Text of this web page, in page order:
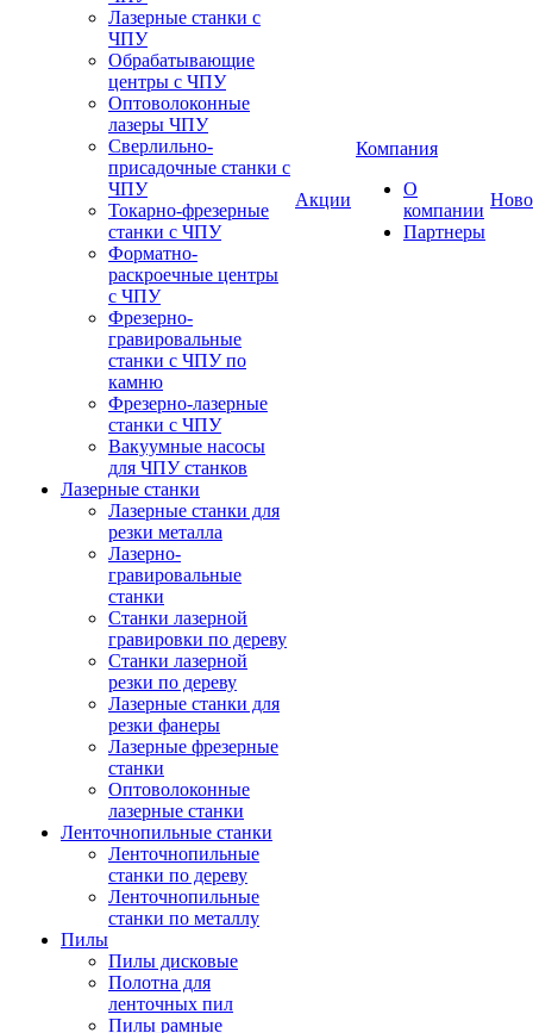
Лазерные станки с
ЧПУ
Обрабатывающие
центры с ЧПУ
Оптоволоконные
лазеры ЧПУ
Сверлильно-
присадочные станки с
ЧПУ
Токарно-фрезерные
станки с ЧПУ
Форматно-
раскроечные центры
с ЧПУ
Фрезерно-
гравировальные
станки с ЧПУ по
камню
Фрезерно-лазерные
станки с ЧПУ
Вакуумные насосы
для ЧПУ станков
Лазерные станки
Лазерные станки для
резки металла
Лазерно-
гравировальные
станки
Станки лазерной
гравировки по дереву
Станки лазерной
резки по дереву
Лазерные станки для
резки фанеры
Лазерные фрезерные
станки
Оптоволоконные
лазерные станки
Ленточнопильные станки
Ленточнопильные
станки по дереву
Ленточнопильные
станки по металлу
Пилы
Пилы дисковые
Полотна для
ленточных пил
Пилы рамные
Акции
Компания
О
компании
Партнеры